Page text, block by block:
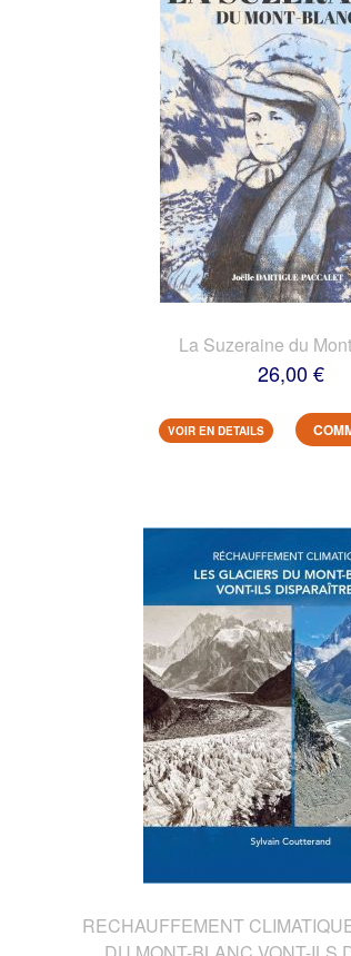
La Suzeraine du
26,00 €
VOIR EN DETAILS
RECHAUFFEMENT